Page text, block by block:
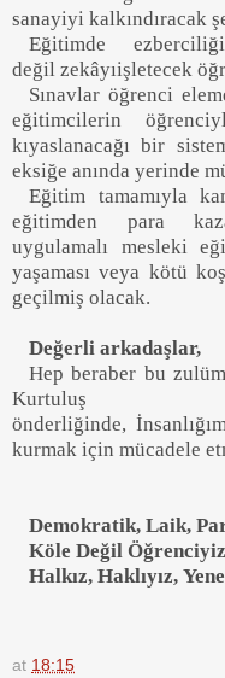
sanayiyi kalkındıracak
Eğitimde
değil zekâyıişletecek
Sınavlar öğrenci
eğitimcilerin
kıyaslanacağı bir
eksiğe anında yerinde
Eğitim tamamıyla
eğitimden para
uygulamalı mesleki
yaşaması veya kötü
geçilmiş olacak.
Değerli arkadaşlar,
Hep beraber bu
önderliğinde,
kurmak için mücadele
Demokratik, Laik,
Köle Değil
Halkız, Haklıyız,
at 18:15